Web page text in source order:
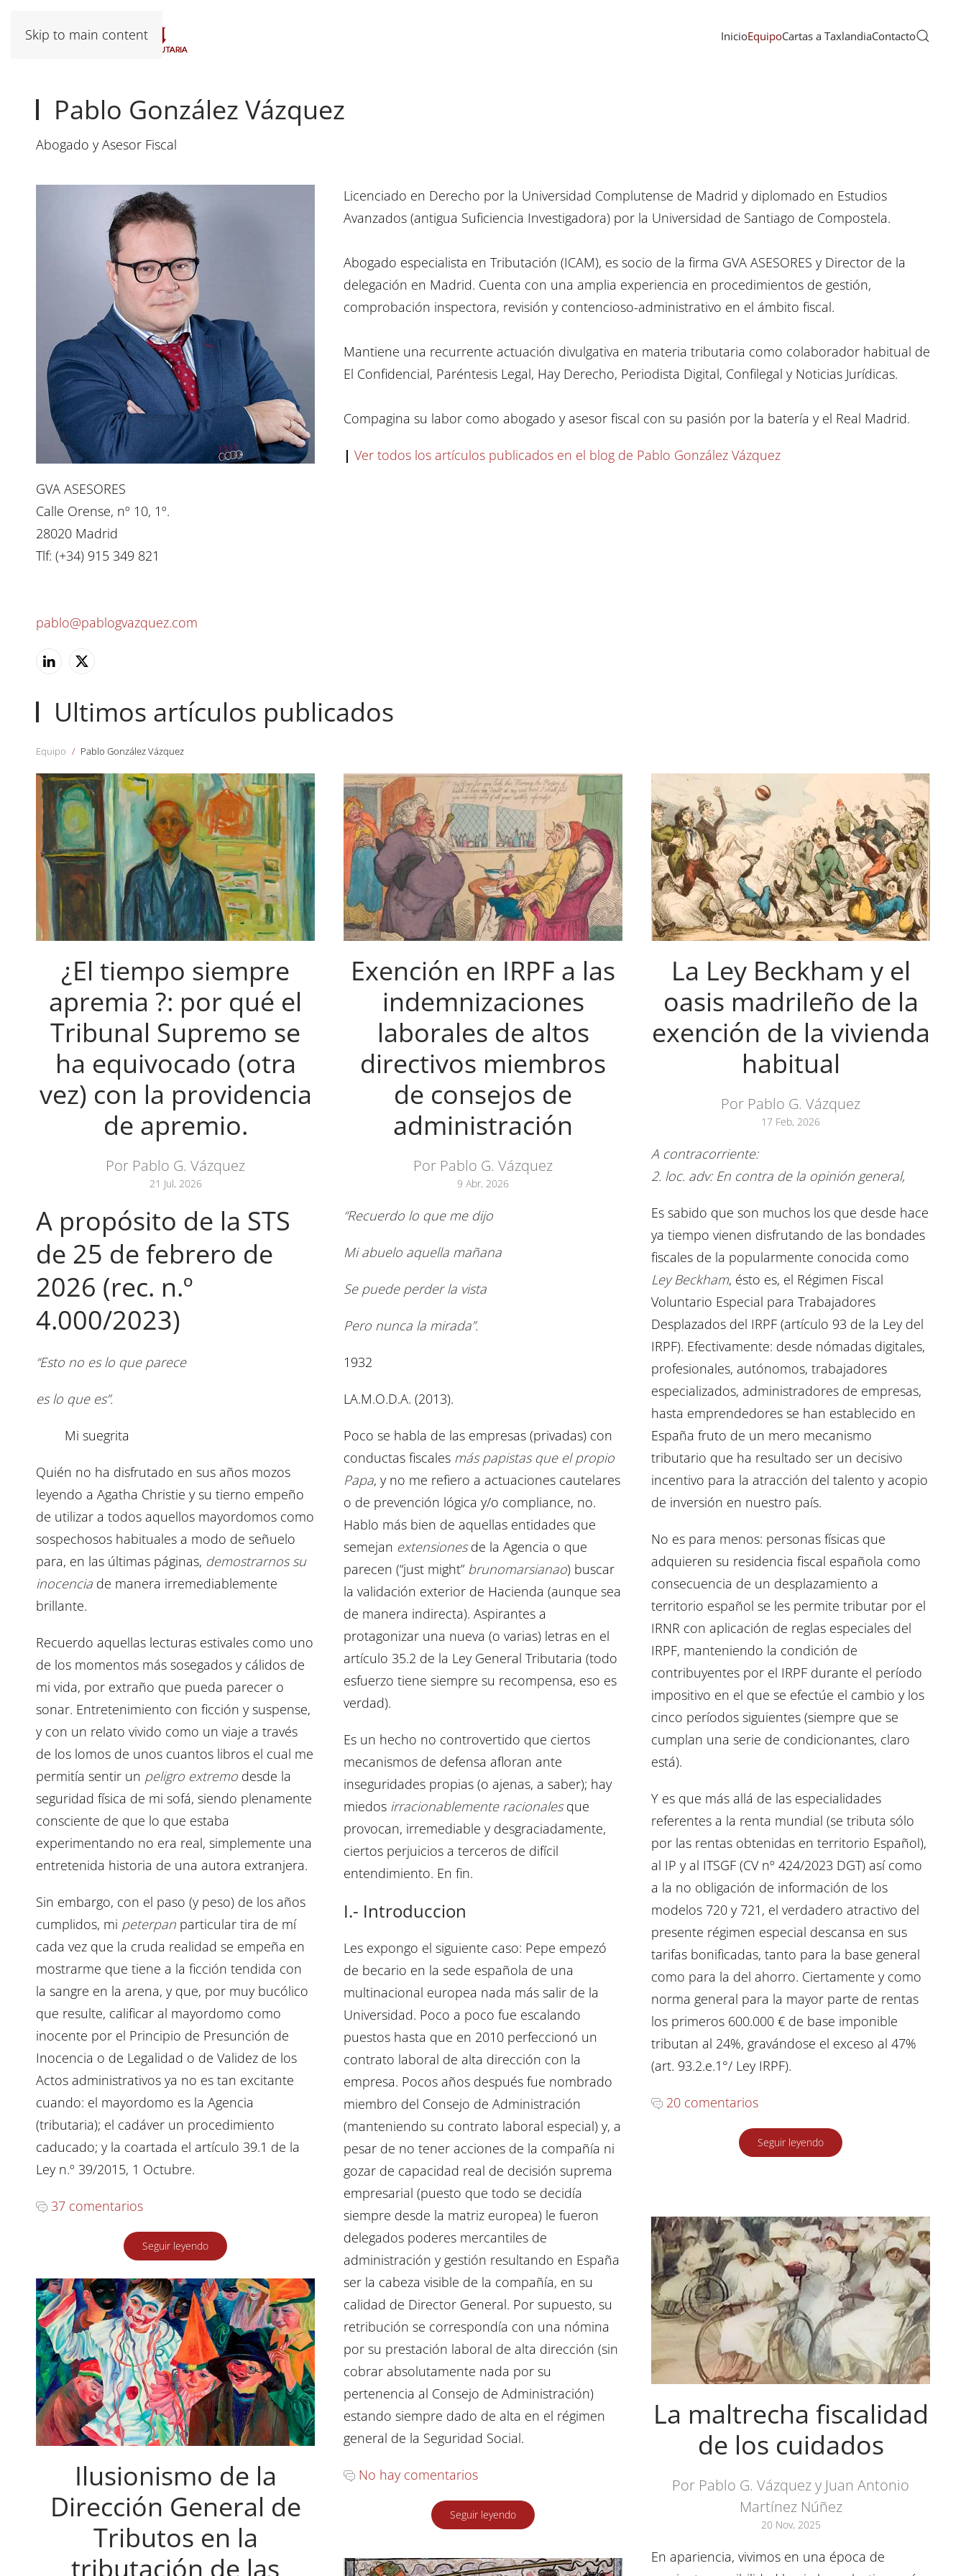
Skip to main content InicioEquipoCartas a TaxlandiaContacto
Pablo González Vázquez
Abogado y Asesor Fiscal
GVA ASESORES
Calle Orense, nº 10, 1º.
28020 Madrid
Tlf: (+34) 915 349 821
pablo@pablogvazquez.com
Licenciado en Derecho por la Universidad Complutense de Madrid y diplomado en Estudios
Avanzados (antigua Suficiencia Investigadora) por la Universidad de Santiago de Compostela.
Abogado especialista en Tributación (ICAM), es socio de la firma GVA ASESORES y Director de la
delegación en Madrid. Cuenta con una amplia experiencia en procedimientos de gestión,
comprobación inspectora, revisión y contencioso-administrativo en el ámbito fiscal.
Mantiene una recurrente actuación divulgativa en materia tributaria como colaborador habitual de
El Confidencial, Paréntesis Legal, Hay Derecho, Periodista Digital, Confilegal y Noticias Jurídicas.
Compagina su labor como abogado y asesor fiscal con su pasión por la batería y el Real Madrid.
| Ver todos los artículos publicados en el blog de Pablo González Vázquez
Ultimos artículos publicados
Equipo Pablo González Vázquez
¿El tiempo siempre
apremia ?: por qué el
Tribunal Supremo se
ha equivocado (otra
vez) con la providencia
de apremio.
Por Pablo G. Vázquez
21 Jul, 2026
A propósito de la STS
de 25 de febrero de
2026 (rec. n.º
4.000/2023)
“Esto no es lo que parece
es lo que es”.
Mi suegrita
Quién no ha disfrutado en sus años mozos
leyendo a Agatha Christie y su tierno empeño
de utilizar a todos aquellos mayordomos como
sospechosos habituales a modo de señuelo
para, en las últimas páginas, demostrarnos su
inocencia de manera irremediablemente
brillante.
Recuerdo aquellas lecturas estivales como uno
de los momentos más sosegados y cálidos de
mi vida, por extraño que pueda parecer o
sonar. Entretenimiento con ficción y suspense,
y con un relato vivido como un viaje a través
de los lomos de unos cuantos libros el cual me
permitía sentir un peligro extremo desde la
seguridad física de mi sofá, siendo plenamente
consciente de que lo que estaba
experimentando no era real, simplemente una
entretenida historia de una autora extranjera.
Sin embargo, con el paso (y peso) de los años
cumplidos, mi peterpan particular tira de mí
cada vez que la cruda realidad se empeña en
mostrarme que tiene a la ficción tendida con
la sangre en la arena, y que, por muy bucólico
que resulte, calificar al mayordomo como
inocente por el Principio de Presunción de
Inocencia o de Legalidad o de Validez de los
Actos administrativos ya no es tan excitante
cuando: el mayordomo es la Agencia
(tributaria); el cadáver un procedimiento
caducado; y la coartada el artículo 39.1 de la
Ley n.º 39/2015, 1 Octubre.
37 comentarios
Seguir leyendo
Exención en IRPF a las
indemnizaciones
laborales de altos
directivos miembros
de consejos de
administración
Por Pablo G. Vázquez
9 Abr, 2026
“Recuerdo lo que me dijo
Mi abuelo aquella mañana
Se puede perder la vista
Pero nunca la mirada”.
1932
LA.M.O.D.A. (2013).
Poco se habla de las empresas (privadas) con
conductas fiscales más papistas que el propio
Papa, y no me refiero a actuaciones cautelares
o de prevención lógica y/o compliance, no.
Hablo más bien de aquellas entidades que
semejan extensionesde la Agencia o que
parecen (“just might” brunomarsianao) buscar
la validación exterior de Hacienda (aunque sea
de manera indirecta). Aspirantes a
protagonizar una nueva (o varias) letras en el
artículo 35.2 de la Ley General Tributaria (todo
esfuerzo tiene siempre su recompensa, eso es
verdad).
Es un hecho no controvertido que ciertos
mecanismos de defensa afloran ante
inseguridades propias (o ajenas, a saber); hay
miedos irracionablemente racionalesque
provocan, irremediable y desgraciadamente,
ciertos perjuicios a terceros de difícil
entendimiento. En fin.
I.- Introduccion
Les expongo el siguiente caso: Pepe empezó
de becario en la sede española de una
multinacional europea nada más salir de la
Universidad. Poco a poco fue escalando
puestos hasta que en 2010 perfeccionó un
contrato laboral de alta dirección con la
empresa. Pocos años después fue nombrado
miembro del Consejo de Administración
(manteniendo su contrato laboral especial) y, a
pesar de no tener acciones de la compañía ni
gozar de capacidad real de decisión suprema
empresarial (puesto que todo se decidía
siempre desde la matriz europea) le fueron
delegados poderes mercantiles de
administración y gestión resultando en España
ser la cabeza visible de la compañía, en su
calidad de Director General. Por supuesto, su
retribución se correspondía con una nómina
por su prestación laboral de alta dirección (sin
cobrar absolutamente nada por su
pertenencia al Consejo de Administración)
estando siempre dado de alta en el régimen
general de la Seguridad Social.
No hay comentarios
Seguir leyendo
La Ley Beckham y el
oasis madrileño de la
exención de la vivienda
habitual
Por Pablo G. Vázquez
17 Feb, 2026
A contracorriente:
2. loc. adv: En contra de la opinión general,
Es sabido que son muchos los que desde hace
ya tiempo vienen disfrutando de las bondades
fiscales de la popularmente conocida como
Ley Beckham, ésto es, el Régimen Fiscal
Voluntario Especial para Trabajadores
Desplazados del IRPF (artículo 93 de la Ley del
IRPF). Efectivamente: desde nómadas digitales,
profesionales, autónomos, trabajadores
especializados, administradores de empresas,
hasta emprendedores se han establecido en
España fruto de un mero mecanismo
tributario que ha resultado ser un decisivo
incentivo para la atracción del talento y acopio
de inversión en nuestro país.
No es para menos: personas físicas que
adquieren su residencia fiscal española como
consecuencia de un desplazamiento a
territorio español se les permite tributar por el
IRNR con aplicación de reglas especiales del
IRPF, manteniendo la condición de
contribuyentes por el IRPF durante el período
impositivo en el que se efectúe el cambio y los
cinco períodos siguientes (siempre que se
cumplan una serie de condicionantes, claro
está).
Y es que más allá de las especialidades
referentes a la renta mundial (se tributa sólo
por las rentas obtenidas en territorio Español),
al IP y al ITSGF (CV nº 424/2023 DGT) así como
a la no obligación de información de los
modelos 720 y 721, el verdadero atractivo del
presente régimen especial descansa en sus
tarifas bonificadas, tanto para la base general
como para la del ahorro. Ciertamente y como
norma general para la mayor parte de rentas
los primeros 600.000 € de base imponible
tributan al 24%, gravándose el exceso al 47%
(art. 93.2.e.1°/ Ley IRPF).
20 comentarios
Seguir leyendo
La maltrecha fiscalidad
de los cuidados
Por Pablo G. Vázquez y Juan Antonio
Martínez Núñez
20 Nov, 2025
En apariencia, vivimos en una época de
Ilusionismo de la
Dirección General de
Tributos en la
tributación de las